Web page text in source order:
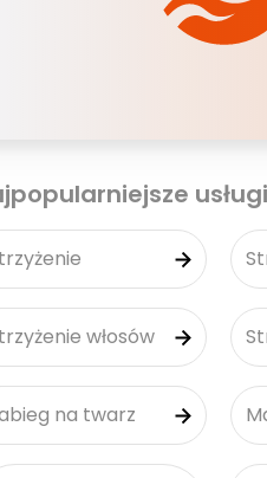
usługi
włosów
na twarz